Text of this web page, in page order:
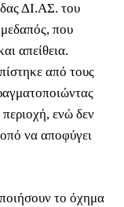
ΔΙ.ΑΣ. του
που
απείθεια.
από τους
περιοχή, ενώ δεν
να αποφύγει
το όχημα